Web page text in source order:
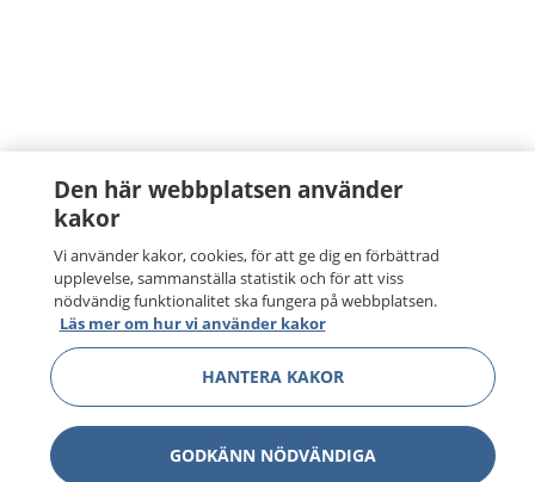
Den här webbplatsen använder
kakor
Vi använder kakor, cookies, för att ge dig en förbättrad
upplevelse, sammanställa statistik och för att viss
nödvändig funktionalitet ska fungera på webbplatsen.
Läs mer om hur vi använder kakor
HANTERA KAKOR
GODKÄNN NÖDVÄNDIGA